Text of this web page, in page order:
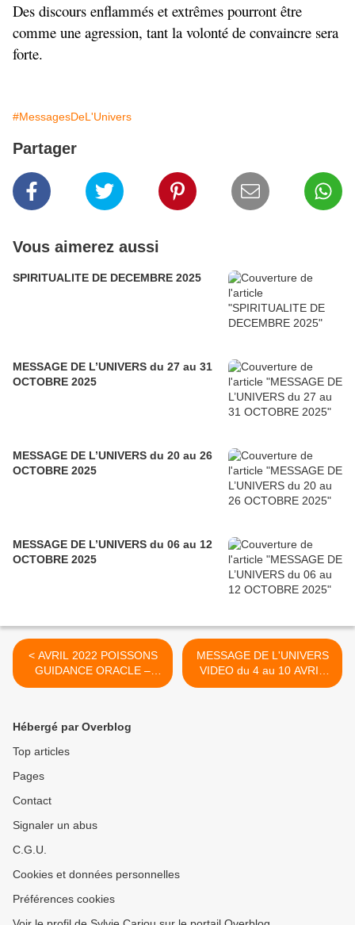
Des discours enflammés et extrêmes pourront être
comme une agression, tant la volonté de convaincre sera
forte.
#MessagesDeL'Univers
Partager
Vous aimerez aussi
SPIRITUALITE DE DECEMBRE 2025
MESSAGE DE L’UNIVERS du 27 au 31
OCTOBRE 2025
MESSAGE DE L’UNIVERS du 20 au 26
OCTOBRE 2025
MESSAGE DE L’UNIVERS du 06 au 12
OCTOBRE 2025
< AVRIL 2022 POISSONS
GUIDANCE ORACLE –
ASTRO LA COURONNE
L'ADVERSITE
MESSAGE DE L'UNIVERS
VIDEO du 4 au 10 AVRIL
2022 Le Soleil est
Hébergé par Overblog
Top articles
Pages
Contact
Signaler un abus
C.G.U.
Cookies et données personnelles
Préférences cookies